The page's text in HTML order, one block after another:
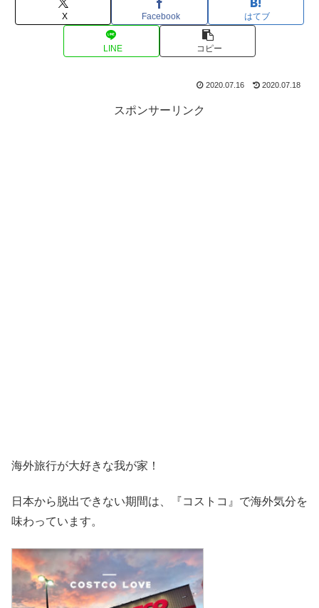
X Facebook はてブ
LINE コピー
2020.07.16 2020.07.18
スポンサーリンク
海外旅行が大好きな我が家！
日本から脱出できない期間は、『コストコ』 で海外気分を
味わっています。